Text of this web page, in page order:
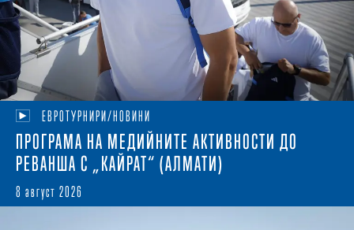
ЕВРОТУРНИРИ/НОВИНИ
ПРОГРАМА НА МЕДИЙНИТЕ АКТИВНОСТИ ДО
РЕВАНША С „КАЙРАТ“ (АЛМАТИ)
8 август 2026